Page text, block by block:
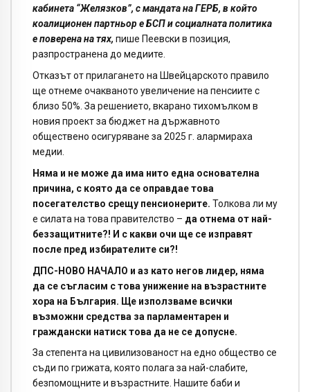
кабинета “Желязков”, с мандата на ГЕРБ, в който
коалиционен партньор е БСП и социалната политика
е поверена на тях, пише Пеевски в позиция,
разпространена до медиите.
Отказът от прилагането на Швейцарското правило
ще отнеме очакваното увеличение на пенсиите с
близо 50%. За решението, вкарано тихомълком в
новия проект за бюджет на държавното
обществено осигуряване за 2025 г. алармираха
медии.
Няма и не може да има нито една основателна
причина, с която да се оправдае това
посегателство срещу пенсионерите. Толкова ли му
е силата на това правителство – да отнема от най-
беззащитните?! И с какви очи ще се изправят
после пред избирателите си?!
ДПС-НОВО НАЧАЛО и аз като негов лидер, няма
да се съгласим с това унижение на възрастните
хора на България. Ще използваме всички
възможни средства за парламентарен и
граждански натиск това да не се допусне.
За степента на цивилизованост на едно общество се
съди по грижата, която полага за най-слабите,
безпомощните и възрастните. Нашите баби и